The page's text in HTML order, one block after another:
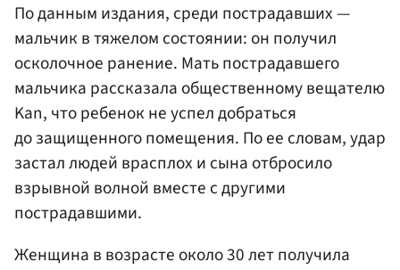
По данным издания, среди пострадавших —
мальчик в тяжелом состоянии: он получил
осколочное ранение. Мать пострадавшего
мальчика рассказала общественному вещателю
Kan, что ребенок не успел добраться
до защищенного помещения. По ее словам, удар
застал людей врасплох и сына отбросило
взрывной волной вместе с другими
пострадавшими.
Женщина в возрасте около 30 лет получила